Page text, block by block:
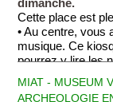
dimanche.
Cette place est
• Au centre, vous
musique. Ce
pourrez y lire les
Mozart, Grétry,
carte).
MIAT - MUSEUM
ARCHEOLOGIE